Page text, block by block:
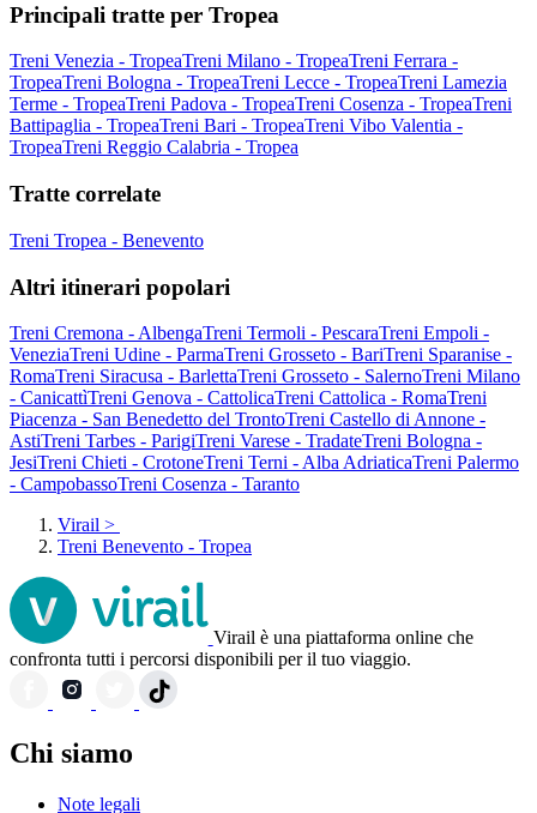
Principali tratte per Tropea
Treni Venezia - TropeaTreni Milano - TropeaTreni Ferrara -
TropeaTreni Bologna - TropeaTreni Lecce - TropeaTreni Lamezia
Terme - TropeaTreni Padova - TropeaTreni Cosenza - TropeaTreni
Battipaglia - TropeaTreni Bari - TropeaTreni Vibo Valentia -
TropeaTreni Reggio Calabria - Tropea
Tratte correlate
Treni Tropea - Benevento
Altri itinerari popolari
Treni Cremona - AlbengaTreni Termoli - PescaraTreni Empoli -
VeneziaTreni Udine - ParmaTreni Grosseto - BariTreni Sparanise -
RomaTreni Siracusa - BarlettaTreni Grosseto - SalernoTreni Milano
- CanicattìTreni Genova - CattolicaTreni Cattolica - RomaTreni
Piacenza - San Benedetto del TrontoTreni Castello di Annone -
AstiTreni Tarbes - ParigiTreni Varese - TradateTreni Bologna -
JesiTreni Chieti - CrotoneTreni Terni - Alba AdriaticaTreni Palermo
- CampobassoTreni Cosenza - Taranto
Virail >
Treni Benevento - Tropea
Virail è una piattaforma online che
confronta tutti i percorsi disponibili per il tuo viaggio.
Chi siamo
Note legali